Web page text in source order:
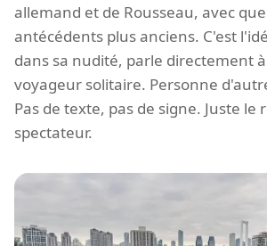
allemand et de Rousseau, avec
antécédents plus anciens. C'est
dans sa nudité, parle directement
voyageur solitaire. Personne
Pas de texte, pas de signe. Juste le
spectateur.